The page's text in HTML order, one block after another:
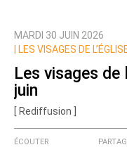
MARDI 30 JUIN 2026
LES VISAGES DE
Les visages de
juin
[ Rediffusion ]
ÉCOUTER